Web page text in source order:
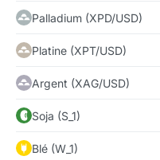
Palladium (XPD/USD)
Platine (XPT/USD)
Argent (XAG/USD)
Soja (S_1)
Blé (W_1)